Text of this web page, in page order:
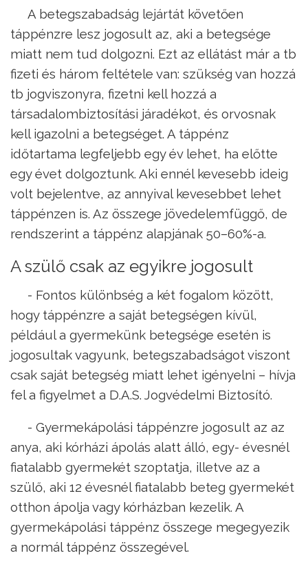
A betegszabadság lejártát követően
táppénzre lesz jogosult az, aki a betegsége
miatt nem tud dolgozni. Ezt az ellátást már a tb
fizeti és három feltétele van: szükség van hozzá
tb jogviszonyra, fizetni kell hozzá a
társadalombiztosítási járadékot, és orvosnak
kell igazolni a betegséget. A táppénz
időtartama legfeljebb egy év lehet, ha előtte
egy évet dolgoztunk. Aki ennél kevesebb ideig
volt bejelentve, az annyival kevesebbet lehet
táppénzen is. Az összege jövedelemfüggő, de
rendszerint a táppénz alapjának 50–60%-a.
A szülő csak az egyikre jogosult
- Fontos különbség a két fogalom között,
hogy táppénzre a saját betegségen kívül,
például a gyermekünk betegsége esetén is
jogosultak vagyunk, betegszabadságot viszont
csak saját betegség miatt lehet igényelni – hívja
fel a figyelmet a D.A.S. Jogvédelmi Biztosító.
- Gyermekápolási táppénzre jogosult az az
anya, aki kórházi ápolás alatt álló, egy- évesnél
fiatalabb gyermekét szoptatja, illetve az a
szülő, aki 12 évesnél fiatalabb beteg gyermekét
otthon ápolja vagy kórházban kezelik. A
gyermekápolási táppénz összege megegyezik
a normál táppénz összegével.